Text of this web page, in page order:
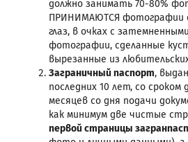
должно занимать 70-80%
ПРИНИМАЮТСЯ фотографии
глаз, в очках с
фотографии, сделанные
вырезанные из
Заграничный паспорт,
последних 10 лет, со сроком
месяцев со дня подачи
как минимум две чистые
первой страницы